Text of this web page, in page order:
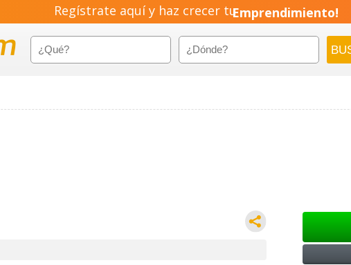
Regístrate aquí y haz crecer tuEmprendimiento!